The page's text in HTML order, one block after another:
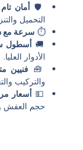
🛡️أمان تام
التحميل
⏱️سرعة مع
🚚أسطول
الأدوار العليا.
🧰فنيين
والتركيب
💵أسعار مرنة
حجم العفش